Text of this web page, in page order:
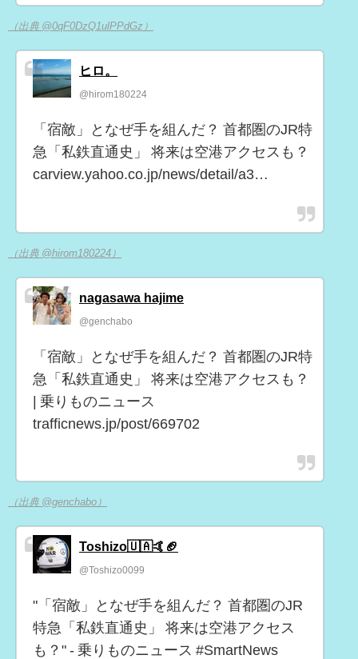
（出典 @0qF0DzQ1ulPPdGz）
ヒロ。
@hirom180224
「宿敵」となぜ手を組んだ？ 首都圏のJR特
急「私鉄直通史」 将来は空港アクセスも？
carview.yahoo.co.jp/news/detail/a3…
（出典 @hirom180224）
nagasawa hajime
@genchabo
「宿敵」となぜ手を組んだ？ 首都圏のJR特
急「私鉄直通史」 将来は空港アクセスも？
| 乗りものニュース
trafficnews.jp/post/669702
（出典 @genchabo）
Toshizo🇺🇦🤙🏈
@Toshizo0099
"「宿敵」となぜ手を組んだ？ 首都圏のJR
特急「私鉄直通史」 将来は空港アクセス
も？" - 乗りものニュース #SmartNews